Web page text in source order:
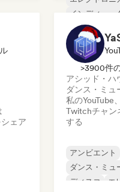
インディー・
メロディック
ミニマル
ニ
ェア
>3900件
アシッド・ハ
ダンス・ミュ
私のYouTube
Twitchチャン
する
アンビエント
ダンス・ミュ
ディスコ
エ